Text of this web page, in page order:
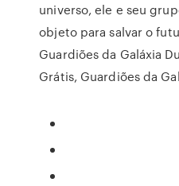
universo, ele e seu
objeto para salvar o
Guardiões da Galáxia
Grátis, Guardiões da